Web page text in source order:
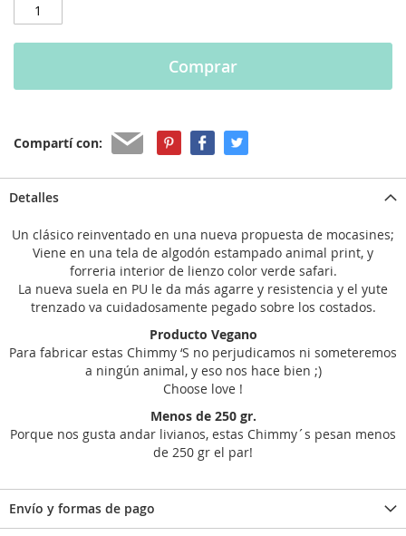
Comprar
Compartí con:
Detalles
Un clásico reinventado en una nueva propuesta de mocasines;
Viene en una tela de algodón estampado animal print, y
forreria interior de lienzo color verde safari.
La nueva suela en PU le da más agarre y resistencia y el yute
trenzado va cuidadosamente pegado sobre los costados.
Producto Vegano
Para fabricar estas Chimmy ‘S no perjudicamos ni someteremos
a ningún animal, y eso nos hace bien ;)
Choose love !
Menos de 250 gr.
Porque nos gusta andar livianos, estas Chimmy´s pesan menos
de 250 gr el par!
Envío y formas de pago